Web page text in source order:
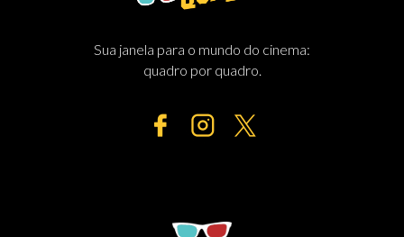
Sua janela para o mundo do cinema:
quadro por quadro.